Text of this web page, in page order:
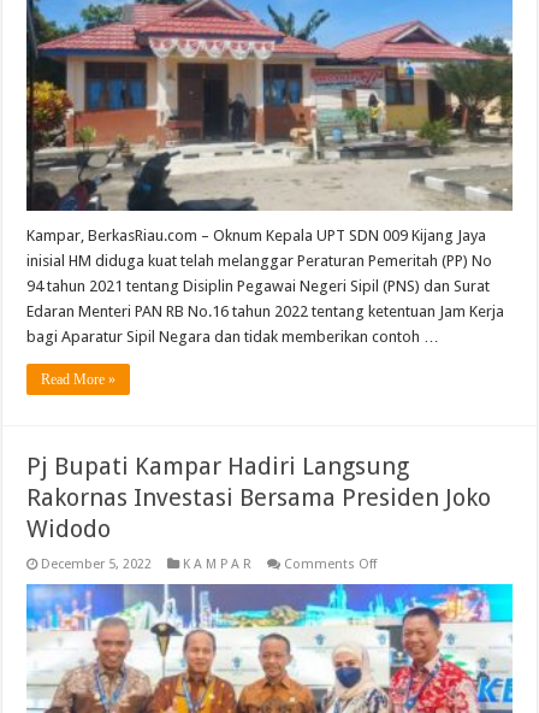
009
Kijang
Jaya
Jarang
Masuk
Kantor,
Kangkangi
Aturan
ASN
Kampar, BerkasRiau.com – Oknum Kepala UPT SDN 009 Kijang Jaya
inisial HM diduga kuat telah melanggar Peraturan Pemeritah (PP) No
94 tahun 2021 tentang Disiplin Pegawai Negeri Sipil (PNS) dan Surat
Edaran Menteri PAN RB No.16 tahun 2022 tentang ketentuan Jam Kerja
bagi Aparatur Sipil Negara dan tidak memberikan contoh …
Read More »
Pj Bupati Kampar Hadiri Langsung
Rakornas Investasi Bersama Presiden Joko
Widodo
December 5, 2022 K A M P A R Comments Offon
Bupati
Kampar
Hadiri
Langsung
Rakornas
Investasi
Bersama
Presiden